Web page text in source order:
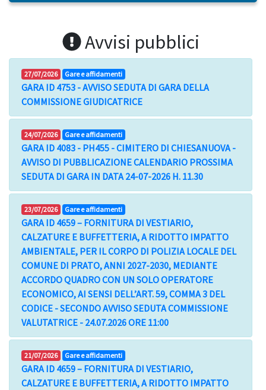
Avvisi pubblici
27/07/2026 Gare e affidamenti
GARA ID 4753 - AVVISO SEDUTA DI GARA DELLA
COMMISSIONE GIUDICATRICE
24/07/2026 Gare e affidamenti
GARA ID 4083 - PH455 - CIMITERO DI CHIESANUOVA -
AVVISO DI PUBBLICAZIONE CALENDARIO PROSSIMA
SEDUTA DI GARA IN DATA 24-07-2026 H. 11.30
23/07/2026 Gare e affidamenti
GARA ID 4659 – FORNITURA DI VESTIARIO,
CALZATURE E BUFFETTERIA, A RIDOTTO IMPATTO
AMBIENTALE, PER IL CORPO DI POLIZIA LOCALE DEL
COMUNE DI PRATO, ANNI 2027-2030, MEDIANTE
ACCORDO QUADRO CON UN SOLO OPERATORE
ECONOMICO, AI SENSI DELL’ART. 59, COMMA 3 DEL
CODICE - SECONDO AVVISO SEDUTA COMMISSIONE
VALUTATRICE - 24.07.2026 ORE 11:00
21/07/2026 Gare e affidamenti
GARA ID 4659 – FORNITURA DI VESTIARIO,
CALZATURE E BUFFETTERIA, A RIDOTTO IMPATTO